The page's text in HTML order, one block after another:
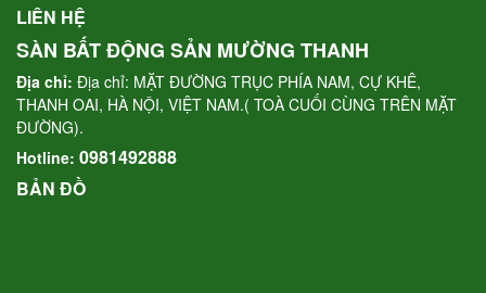
LIÊN HỆ
SÀN BẤT ĐỘNG SẢN MƯỜNG THANH
Địa chỉ: Địa chỉ: MẶT ĐƯỜNG TRỤC PHÍA NAM, CỰ KHÊ,
THANH OAI, HÀ NỘI, VIỆT NAM.( TOÀ CUỐI CÙNG TRÊN MẶT
ĐƯỜNG).
Hotline: 0981492888
BẢN ĐỒ